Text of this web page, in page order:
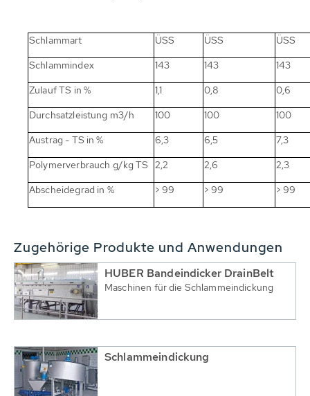
Schlammart ÜSS ÜSS
ÜSS
Schlammindex
143 143
143
Zulauf TS in %
1,1 0,8
0,6
Durchsatzleistung m3/h
100 100
100
Austrag - TS in %
6,3 6,5
7,3
Polymerverbrauch g/kg TS
2,2 2,6
2,3
Abscheidegrad in %
> 99 > 99 > 99
Zugehörige Produkte und Anwendungen
HUBER Bandeindicker DrainBelt
Maschinen für die Schlammeindickung
Schlammeindickung